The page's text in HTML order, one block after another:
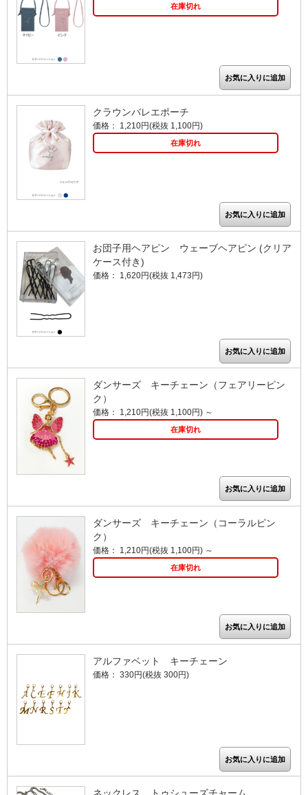
在庫切れ
クラウンバレエポーチ
価格： 1,210円(税抜 1,100円)
在庫切れ
お団子用ヘアピン ウェーブヘアピン (クリア
ケース付き)
価格： 1,620円(税抜 1,473円)
ダンサーズ キーチェーン（フェアリーピン
ク）
価格： 1,210円(税抜 1,100円) ～
在庫切れ
ダンサーズ キーチェーン（コーラルピン
ク）
価格： 1,210円(税抜 1,100円) ～
在庫切れ
アルファベット キーチェーン
価格： 330円(税抜 300円)